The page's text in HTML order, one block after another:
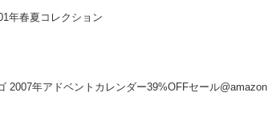
年春夏コレクション
2007年アドベントカレンダー39%OFFセール@amazon